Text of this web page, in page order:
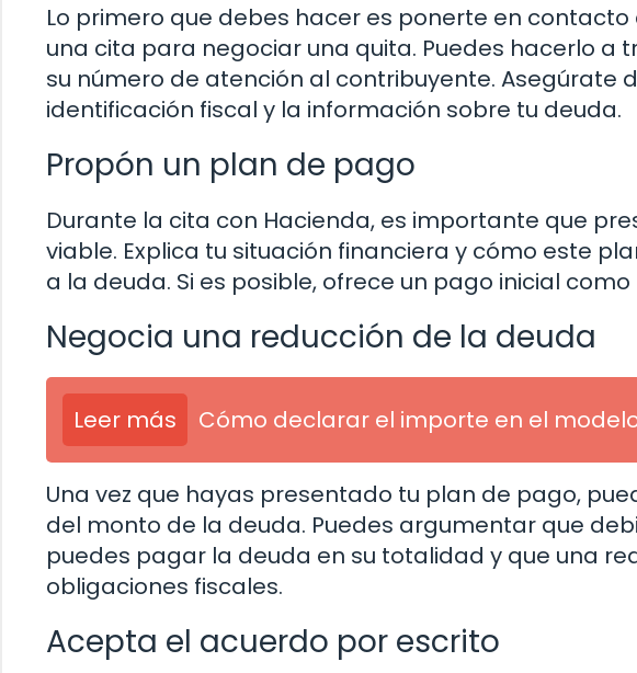
Lo primero que debes hacer es ponerte en
una cita para negociar una quita. Puedes hacerlo a
su número de atención al contribuyente. Asegúrate
identificación fiscal y la información sobre tu deuda.
Propón un plan de pago
Durante la cita con Hacienda, es importante que
viable. Explica tu situación financiera y cómo este
a la deuda. Si es posible, ofrece un pago inicial
Negocia una reducción de la deuda
Leer más Cómo declarar el importe en el
Una vez que hayas presentado tu plan de pago,
del monto de la deuda. Puedes argumentar que
puedes pagar la deuda en su totalidad y que una
obligaciones fiscales.
Acepta el acuerdo por escrito